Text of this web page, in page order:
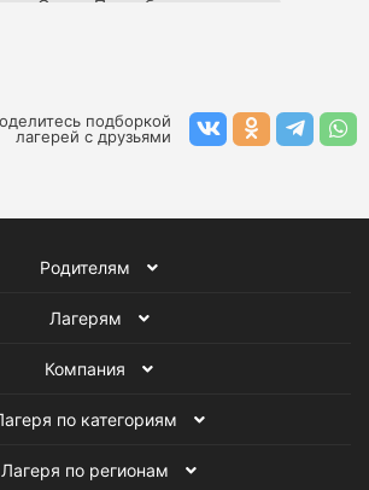
в Санкт-Петербурге на июнь
области на июнь
области
подборкой
лагерей с друзьями
Родителям
Лагерям
Компания
по категориям
Лагеря по регионам